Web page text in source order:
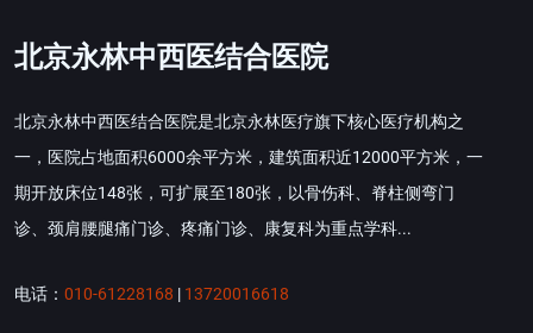
北京永林中西医结合医院
北京永林中西医结合医院是北京永林医疗旗下核心医疗机构之
一，医院占地面积6000余平方米，建筑面积近12000平方米，一
期开放床位148张，可扩展至180张，以骨伤科、脊柱侧弯门
诊、颈肩腰腿痛门诊、疼痛门诊、康复科为重点学科...
电话： 010-61228168 | 13720016618